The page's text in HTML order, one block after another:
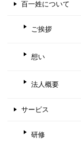
百一姓について
ご挨拶
想い
法人概要
サービス
研修